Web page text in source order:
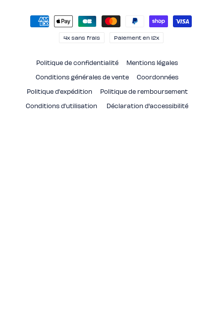
paiement
4x sans frais Paiement en 12x
Politique de confidentialité
Mentions légales
Conditions générales de vente
Coordonnées
Politique d’expédition
Politique de remboursement
Conditions d’utilisation
Déclaration d'accessibilité